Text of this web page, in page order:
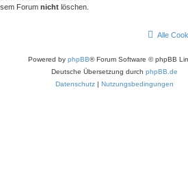
Forum nicht löschen.
Alle
Powered by phpBB® Forum Software © phpBB
Deutsche Übersetzung durch phpBB.de
Datenschutz
Nutzungsbedingungen